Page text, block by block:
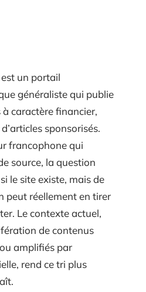
un portail
généraliste qui publie
caractère financier,
sponsorisés.
francophone qui
source, la question
le site existe, mais de
peut réellement en tirer
Le contexte actuel,
de contenus
amplifiés par
rend ce tri plus